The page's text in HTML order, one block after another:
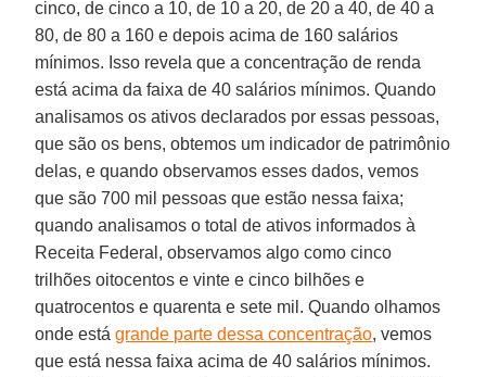
cinco, de cinco a 10, de 10 a 20, de 20 a 40, de 40 a
80, de 80 a 160 e depois acima de 160 salários
mínimos. Isso revela que a concentração de renda
está acima da faixa de 40 salários mínimos. Quando
analisamos os ativos declarados por essas pessoas,
que são os bens, obtemos um indicador de patrimônio
delas, e quando observamos esses dados, vemos
que são 700 mil pessoas que estão nessa faixa;
quando analisamos o total de ativos informados à
Receita Federal, observamos algo como cinco
trilhões oitocentos e vinte e cinco bilhões e
quatrocentos e quarenta e sete mil. Quando olhamos
onde estágrande parte dessa concentração, vemos
que está nessa faixa acima de 40 salários mínimos.